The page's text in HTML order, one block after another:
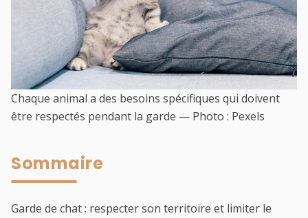
Chaque animal a des besoins spécifiques qui doivent
être respectés pendant la garde — Photo : Pexels
Sommaire
Garde de chat : respecter son territoire et limiter le